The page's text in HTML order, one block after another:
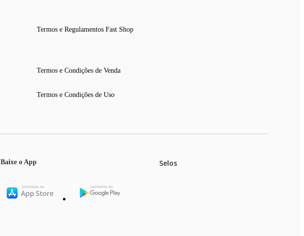
Termos e Regulamentos Fast Shop
Termos e Condições de Venda
Termos e Condições de Uso
Baixe o App Selos